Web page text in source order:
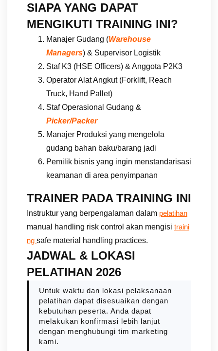
SIAPA YANG DAPAT
MENGIKUTI TRAINING INI?
Manajer Gudang (Warehouse
Managers) & Supervisor Logistik
Staf K3 (HSE Officers) & Anggota P2K3
Operator Alat Angkut (Forklift, Reach
Truck, Hand Pallet)
Staf Operasional Gudang &
Picker/Packer
Manajer Produksi yang mengelola
gudang bahan baku/barang jadi
Pemilik bisnis yang ingin menstandarisasi
keamanan di area penyimpanan
TRAINER PADA TRAINING INI
Instruktur yang berpengalaman dalam pelatihan
manual handling risk control akan mengisi traini
ng safe material handling practices.
JADWAL & LOKASI
PELATIHAN 2026
Untuk waktu dan lokasi pelaksanaan
pelatihan dapat disesuaikan dengan
kebutuhan peserta. Anda dapat
melakukan konfirmasi lebih lanjut
dengan menghubungi tim marketing
kami.